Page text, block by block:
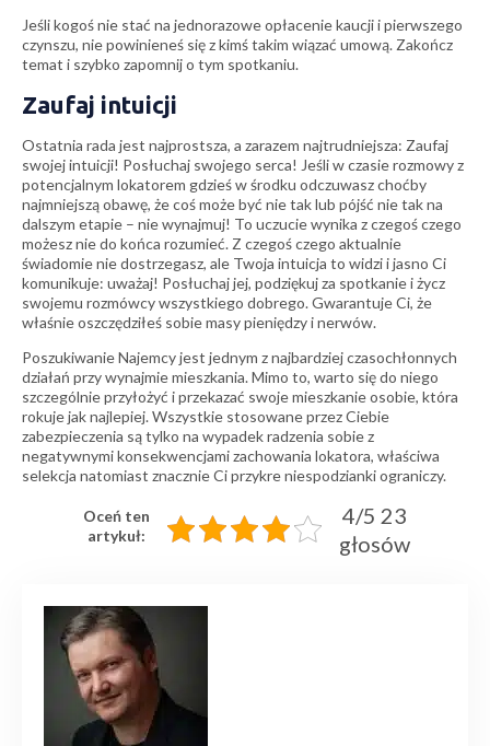
Jeśli kogoś nie stać na jednorazowe opłacenie kaucji i pierwszego
czynszu, nie powinieneś się z kimś takim wiązać umową. Zakończ
temat i szybko zapomnij o tym spotkaniu.
Zaufaj intuicji
Ostatnia rada jest najprostsza, a zarazem najtrudniejsza: Zaufaj
swojej intuicji! Posłuchaj swojego serca! Jeśli w czasie rozmowy z
potencjalnym lokatorem gdzieś w środku odczuwasz choćby
najmniejszą obawę, że coś może być nie tak lub pójść nie tak na
dalszym etapie – nie wynajmuj! To uczucie wynika z czegoś czego
możesz nie do końca rozumieć. Z czegoś czego aktualnie
świadomie nie dostrzegasz, ale Twoja intuicja to widzi i jasno Ci
komunikuje: uważaj! Posłuchaj jej, podziękuj za spotkanie i życz
swojemu rozmówcy wszystkiego dobrego. Gwarantuje Ci, że
właśnie oszczędziłeś sobie masy pieniędzy i nerwów.
Poszukiwanie Najemcy jest jednym z najbardziej czasochłonnych
działań przy wynajmie mieszkania. Mimo to, warto się do niego
szczególnie przyłożyć i przekazać swoje mieszkanie osobie, która
rokuje jak najlepiej. Wszystkie stosowane przez Ciebie
zabezpieczenia są tylko na wypadek radzenia sobie z
negatywnymi konsekwencjami zachowania lokatora, właściwa
selekcja natomiast znacznie Ci przykre niespodzianki ograniczy.
Oceń ten
artykuł:
4/5 23
głosów